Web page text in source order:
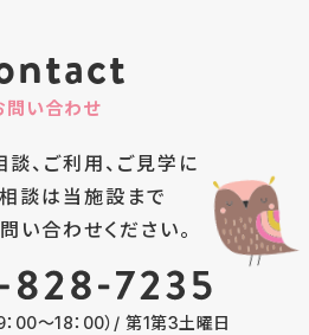
問い合わせ
、ご利用、ご見学に
談は当施設まで
い合わせください。
：00～18：00）/ 第1第3土曜日